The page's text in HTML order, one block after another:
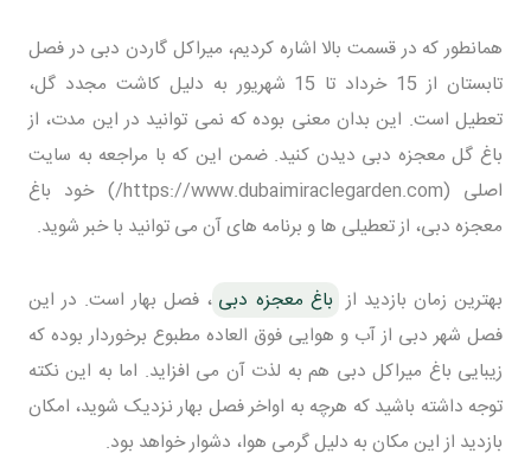
همانطور که در قسمت بالا اشاره کردیم، میراکل گاردن دبی در فصل
تابستان از 15 خرداد تا 15 شهریور به دلیل کاشت مجدد گل،
تعطیل است. این بدان معنی بوده که نمی توانید در این مدت، از
باغ گل معجزه دبی دیدن کنید. ضمن این که با مراجعه به سایت
اصلی (https://www.dubaimiraclegarden.com/) خود باغ
معجزه دبی، از تعطیلی ها و برنامه های آن می توانید با خبر شوید.
بهترین زمان بازدید از باغ معجزه دبی ، فصل بهار است. در این
فصل شهر دبی از آب و هوایی فوق العاده مطبوع برخوردار بوده که
زیبایی باغ میراکل دبی هم به لذت آن می افزاید. اما به این نکته
توجه داشته باشید که هرچه به اواخر فصل بهار نزدیک شوید، امکان
بازدید از این مکان به دلیل گرمی هوا، دشوار خواهد بود.